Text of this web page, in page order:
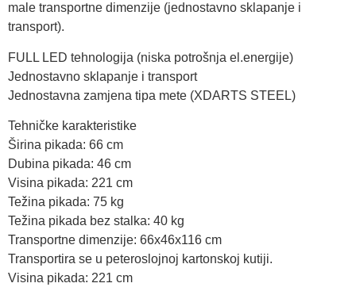
male transportne dimenzije (jednostavno sklapanje i
transport).
FULL LED tehnologija (niska potrošnja el.energije)
Jednostavno sklapanje i transport
Jednostavna zamjena tipa mete (XDARTS STEEL)
Tehničke karakteristike
Širina pikada: 66 cm
Dubina pikada: 46 cm
Visina pikada: 221 cm
Težina pikada: 75 kg
Težina pikada bez stalka: 40 kg
Transportne dimenzije: 66x46x116 cm
Transportira se u peteroslojnoj kartonskoj kutiji.
Visina pikada: 221 cm